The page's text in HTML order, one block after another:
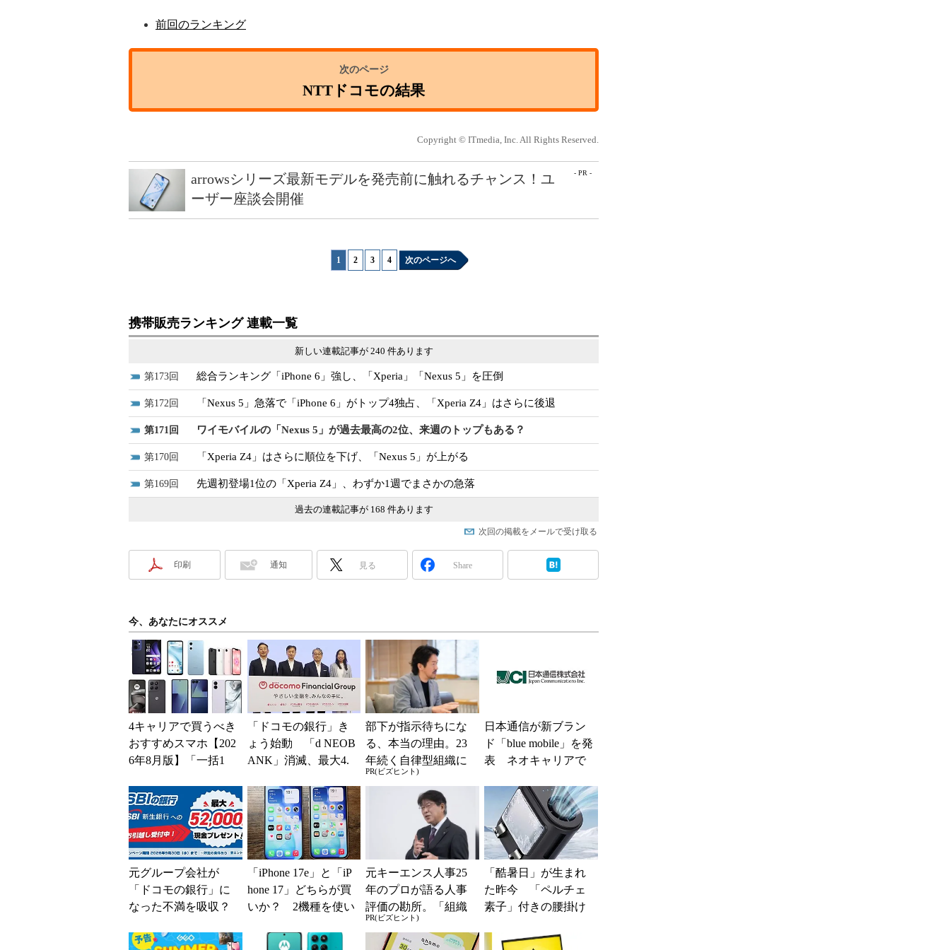
前回のランキング
NTTドコモの結果
Copyright © ITmedia, Inc. All Rights Reserved.
- PR -
arrowsシリーズ最新モデルを発売前に触れるチャンス！ユ
ーザー座談会開催
1 2 3 4 次のページへ
携帯販売ランキング 連載一覧
次回の掲載をメールで受け取る
新しい連載記事が 240 件あります
173 総合ランキング「iPhone 6」強し、「Xperia」「Nexus 5」を圧倒
172 「Nexus 5」急落で「iPhone 6」がトップ4独占、「Xperia Z4」はさらに後退
171 ワイモバイルの「Nexus 5」が過去最高の2位、来週のトップもある？
170 「Xperia Z4」はさらに順位を下げ、「Nexus 5」が上がる
169 先週初登場1位の「Xperia Z4」、わずか1週でまさかの急落
過去の連載記事が 168 件あります
印刷 通知 見る Share
今、あなたにオススメ
4キャリアで買うべき
おすすめスマホ【202
6年8月版】「一括1
得なiPhone／...
「ドコモの銀行」き
ょう始動 「d NEOB
ANK」消滅、最大4.
解説
部下が指示待ちにな
る、本当の理由。23
年続く自律型組織に
共通する「3つの要
PR(ビズヒント)
日本通信が新ブラン
ド「blue mobile」を発
表 ネオキャリアで
元グループ会社が
「ドコモの銀行」に
なった不満を吸収？
BIの銀行」として最
「iPhone 17e」と「iP
hone 17」どちらが買
いか？ 2機種を使い
元キーエンス人事25
年のプロが語る人事
評価の勘所。「組織
を腐らせるNG評価」
とは？
PR(ビズヒント)
「酷暑日」が生まれ
た昨今 「ペルチェ
素子」付きの腰掛け
る？